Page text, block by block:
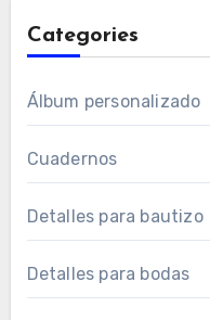
Categories
Álbum personalizado
Cuadernos
Detalles para bautizo
Detalles para bodas